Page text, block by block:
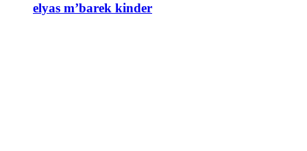
elyas m’barek kinder